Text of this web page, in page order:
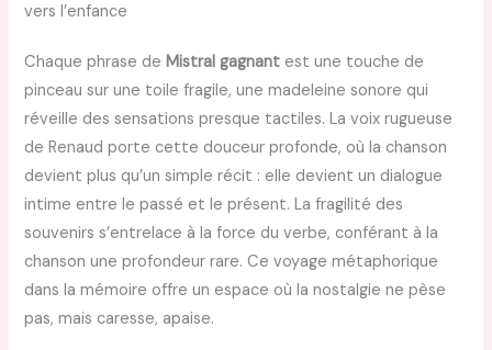
vers l’enfance
Chaque phrase deMistral gagnant est une touche de
pinceau sur une toile fragile, une madeleine sonore qui
réveille des sensations presque tactiles. La voix rugueuse
de Renaud porte cette douceur profonde, où la chanson
devient plus qu’un simple récit : elle devient un dialogue
intime entre le passé et le présent. La fragilité des
souvenirs s’entrelace à la force du verbe, conférant à la
chanson une profondeur rare. Ce voyage métaphorique
dans la mémoire offre un espace où la nostalgie ne pèse
pas, mais caresse, apaise.